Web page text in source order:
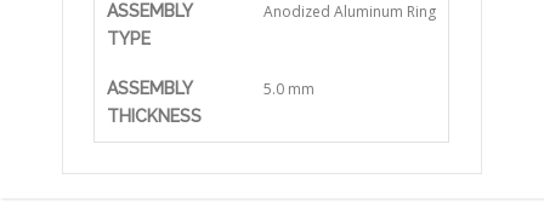
ASSEMBLY
TYPE
Anodized Aluminum Ring
ASSEMBLY
THICKNESS
5.0 mm